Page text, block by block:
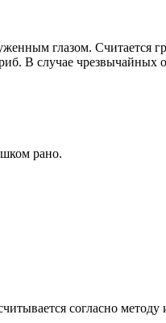
глазом. Считается
В случае чрезвычайных
рано.
согласно